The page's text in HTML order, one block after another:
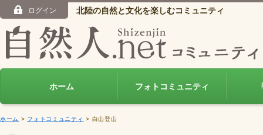
ログイン 北陸の自然と文化を楽しむコミュニティ
ホーム フォトコミュニティ
ホーム > フォトコミュニティ > 白山登山